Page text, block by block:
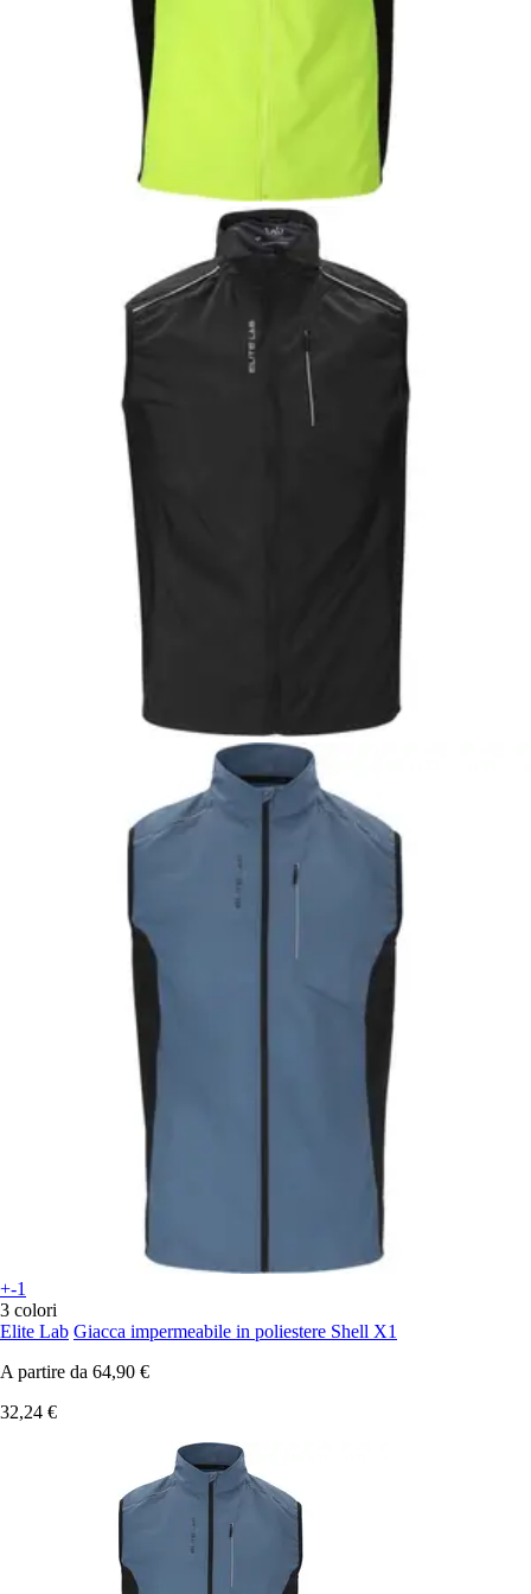
+-1
3 colori
Elite Lab Giacca impermeabile in poliestere Shell X1
A partire da 64,90 €
32,24 €